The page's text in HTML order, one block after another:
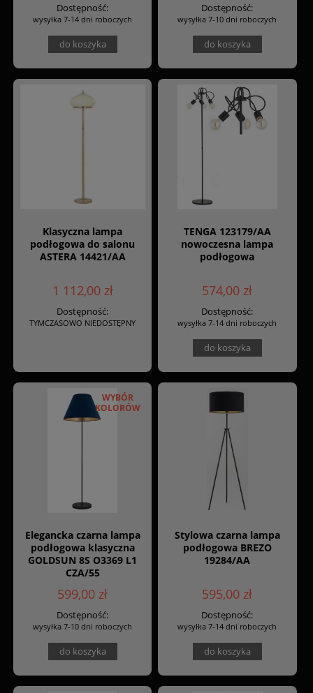
Dostępność:
wysyłka 7-14 dni roboczych
do koszyka
Dostępność:
wysyłka 7-10 dni roboczych
do koszyka
Klasyczna lampa
podłogowa do salonu
ASTERA 14421/AA
1 112,00 zł
Dostępność:
TYMCZASOWO NIEDOSTĘPNY
TENGA 123179/AA
nowoczesna lampa
podłogowa
574,00 zł
Dostępność:
wysyłka 7-14 dni roboczych
do koszyka
Elegancka czarna lampa
podłogowa klasyczna
GOLDSUN 8S O3369 L1
CZA/55
599,00 zł
Dostępność:
wysyłka 7-10 dni roboczych
do koszyka
WYBÓR
KOLORÓW
Stylowa czarna lampa
podłogowa BREZO
19284/AA
595,00 zł
Dostępność:
wysyłka 7-14 dni roboczych
do koszyka